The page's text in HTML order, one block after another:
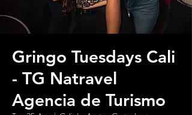
Gringo Tuesdays Cali
- TG Natravel
Agencia de Turismo